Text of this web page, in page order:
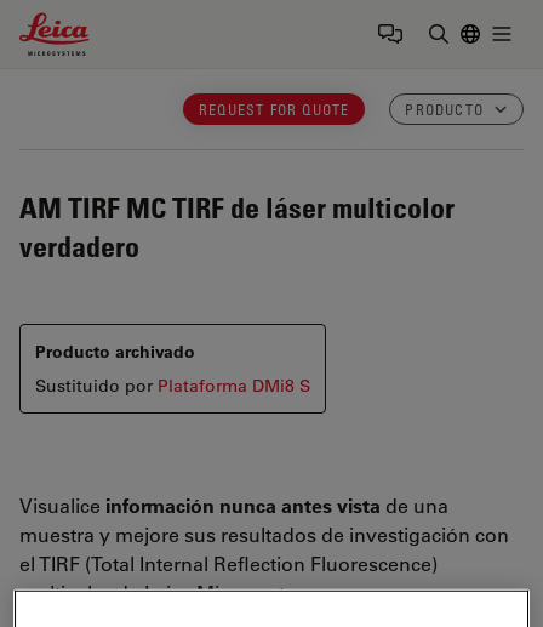
Leica Microsystems Logo
REQUEST FOR QUOTE PRODUCTO
AM TIRF MCTIRF de láser multicolor
verdadero
Producto archivado
Sustituido por Plataforma DMi8 S
Visualice información nunca antes vista de una
muestra y mejore sus resultados de investigación con
el TIRF (Total Internal Reflection Fluorescence)
multicolor de Leica Microsystems.